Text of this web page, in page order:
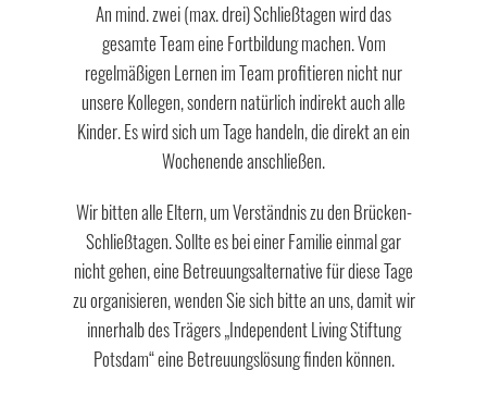
An mind. zwei (max. drei) Schließtagen wird das
gesamte Team eine Fortbildung machen. Vom
regelmäßigen Lernen im Team profitieren nicht nur
unsere Kollegen, sondern natürlich indirekt auch alle
Kinder. Es wird sich um Tage handeln, die direkt an ein
Wochenende anschließen.
Wir bitten alle Eltern, um Verständnis zu den Brücken-
Schließtagen. Sollte es bei einer Familie einmal gar
nicht gehen, eine Betreuungsalternative für diese Tage
zu organisieren, wenden Sie sich bitte an uns, damit wir
innerhalb des Trägers „Independent Living Stiftung
Potsdam“ eine Betreuungslösung finden können.